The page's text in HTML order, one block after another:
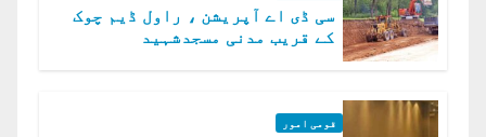
سی ڈی اے آپریشن ، راول ڈیم چوک
کے قریب مدنی مسجدشہید
قومی امور